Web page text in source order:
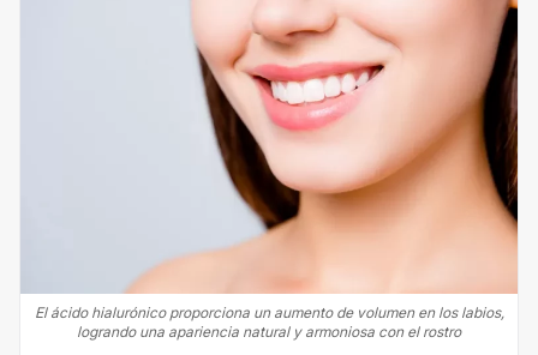
El ácido hialurónico proporciona un aumento de volumen en los labios,
logrando una apariencia natural y armoniosa con el rostro